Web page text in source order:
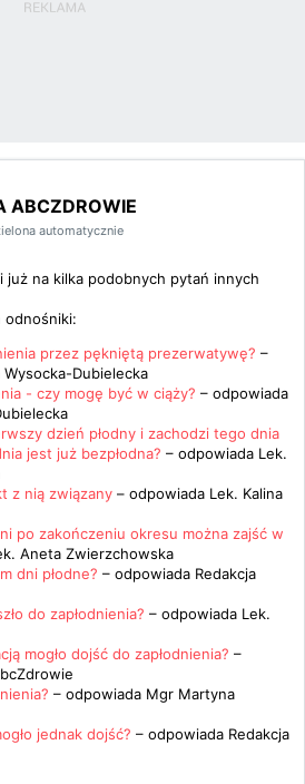
ABCZDROWIE
automatycznie
już na kilka podobnych pytań innych
odnośniki:
przez pękniętą prezerwatywę? –
Wysocka-Dubielecka
- czy mogę być w ciąży? – odpowiada
dzień płodny i zachodzi tego dnia
jest już bezpłodna? – odpowiada Lek.
z nią związany – odpowiada Lek. Kalina
po zakończeniu okresu można zajść w
Aneta Zwierzchowska
dni płodne? – odpowiada Redakcja
do zapłodnienia? – odpowiada Lek.
mogło dojść do zapłodnienia? –
– odpowiada Mgr Martyna
jednak dojść? – odpowiada Redakcja